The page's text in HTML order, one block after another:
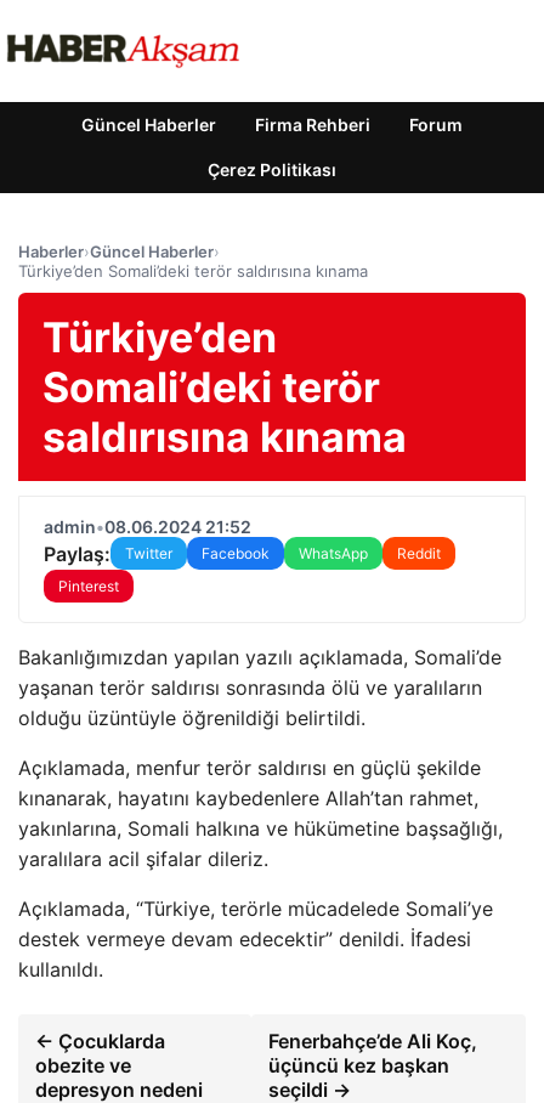
Güncel Haberler Firma Rehberi Forum
Çerez Politikası
Haberler›Güncel Haberler›
Türkiye’den Somali’deki terör saldırısına kınama
Türkiye’den
Somali’deki terör
saldırısına kınama
admin•08.06.2024 21:52
Paylaş: Twitter Facebook WhatsApp
Reddit
Pinterest
Bakanlığımızdan yapılan yazılı açıklamada, Somali’de
yaşanan terör saldırısı sonrasında ölü ve yaralıların
olduğu üzüntüyle öğrenildiği belirtildi.
Açıklamada, menfur terör saldırısı en güçlü şekilde
kınanarak, hayatını kaybedenlere Allah’tan rahmet,
yakınlarına, Somali halkına ve hükümetine başsağlığı,
yaralılara acil şifalar dileriz.
Açıklamada, “Türkiye, terörle mücadelede Somali’ye
destek vermeye devam edecektir” denildi. İfadesi
kullanıldı.
← Çocuklarda
obezite ve
depresyon nedeni
Fenerbahçe’de Ali Koç,
üçüncü kez başkan
seçildi →